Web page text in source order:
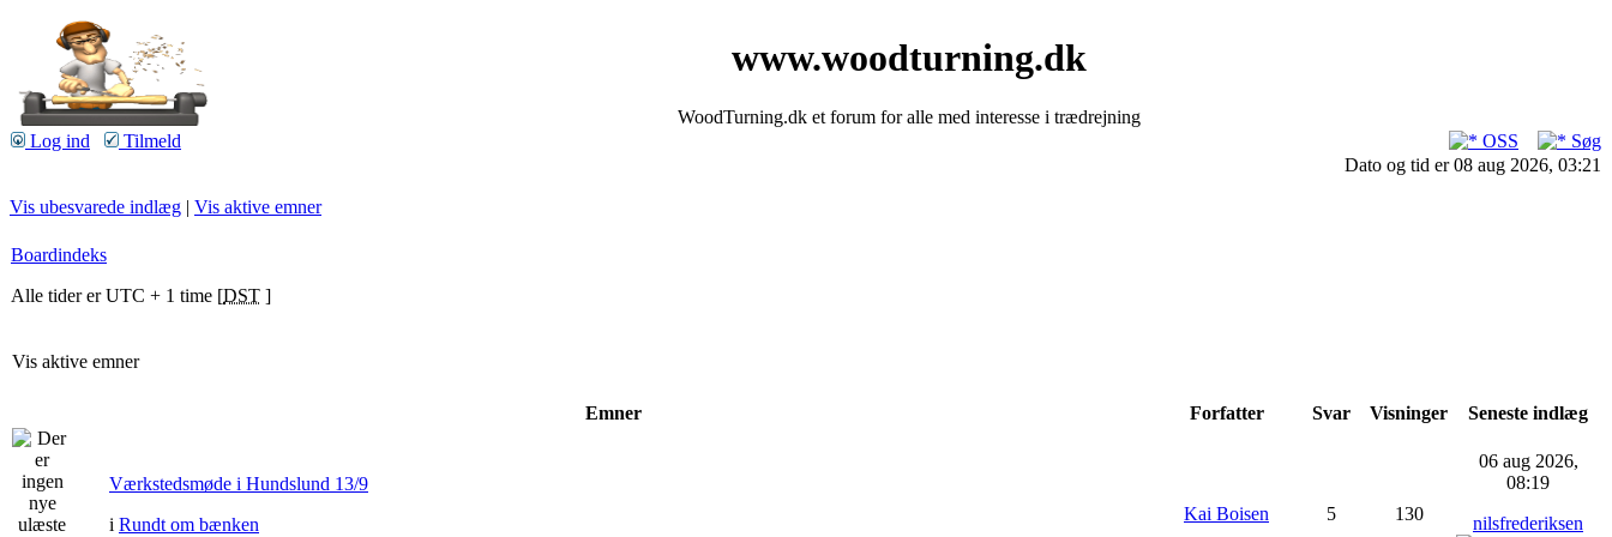
www.woodturning.dk
WoodTurning.dk et forum for alle med interesse i trædrejning
Log ind
Tilmeld OSS
Søg
Dato og tid er 08 aug 2026, 03:21
Vis ubesvarede indlæg | Vis aktive emner
Boardindeks
Alle tider er UTC + 1 time [DST ]
Vis aktive emner
Emner Forfatter Svar Visninger Seneste indlæg
Værkstedsmøde i Hundslund 13/9
i Rundt om bænken
Kai Boisen 5 130
06 aug 2026,
08:19
nilsfrederiksen